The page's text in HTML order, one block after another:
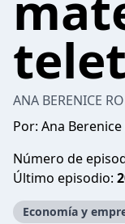
ANA BERENICE
Por: Ana
Número de
Último episodio:
Economía y